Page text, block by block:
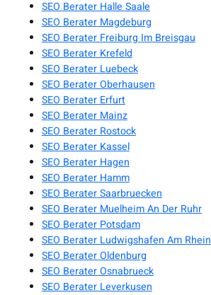
SEO Berater Halle Saale
SEO Berater Magdeburg
SEO Berater Freiburg Im Breisgau
SEO Berater Krefeld
SEO Berater Luebeck
SEO Berater Oberhausen
SEO Berater Erfurt
SEO Berater Mainz
SEO Berater Rostock
SEO Berater Kassel
SEO Berater Hagen
SEO Berater Hamm
SEO Berater Saarbruecken
SEO Berater Muelheim An Der Ruhr
SEO Berater Potsdam
SEO Berater Ludwigshafen Am Rhein
SEO Berater Oldenburg
SEO Berater Osnabrueck
SEO Berater Leverkusen